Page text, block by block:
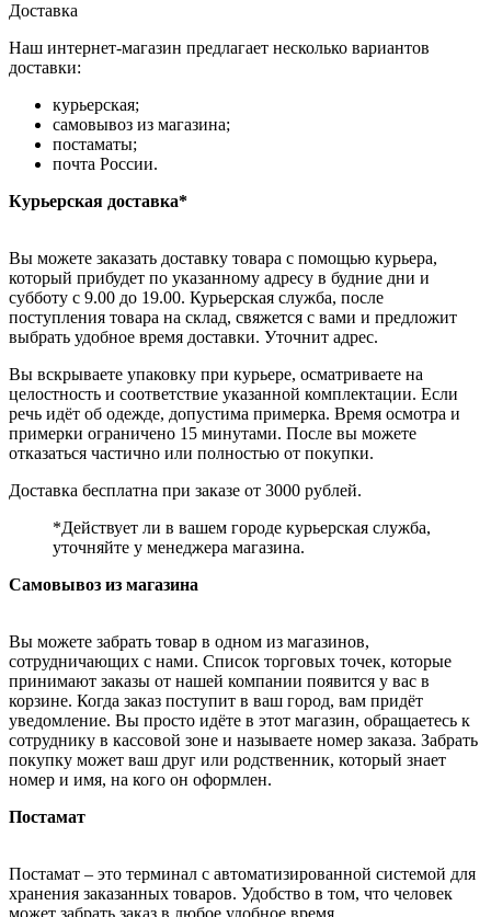
Доставка
Наш интернет-магазин предлагает несколько вариантов
доставки:
курьерская;
самовывоз из магазина;
постаматы;
почта России.
Курьерская доставка*
Вы можете заказать доставку товара с помощью курьера,
который прибудет по указанному адресу в будние дни и
субботу с 9.00 до 19.00. Курьерская служба, после
поступления товара на склад, свяжется с вами и предложит
выбрать удобное время доставки. Уточнит адрес.
Вы вскрываете упаковку при курьере, осматриваете на
целостность и соответствие указанной комплектации. Если
речь идёт об одежде, допустима примерка. Время осмотра и
примерки ограничено 15 минутами. После вы можете
отказаться частично или полностью от покупки.
Доставка бесплатна при заказе от 3000 рублей.
*Действует ли в вашем городе курьерская служба,
уточняйте у менеджера магазина.
Самовывоз из магазина
Вы можете забрать товар в одном из магазинов,
сотрудничающих с нами. Список торговых точек, которые
принимают заказы от нашей компании появится у вас в
корзине. Когда заказ поступит в ваш город, вам придёт
уведомление. Вы просто идёте в этот магазин, обращаетесь к
сотруднику в кассовой зоне и называете номер заказа. Забрать
покупку может ваш друг или родственник, который знает
номер и имя, на кого он оформлен.
Постамат
Постамат – это терминал с автоматизированной системой для
хранения заказанных товаров. Удобство в том, что человек